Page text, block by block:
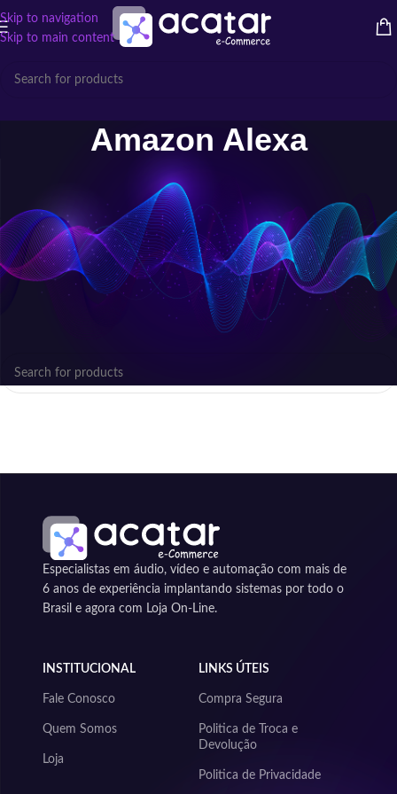
Skip to navigation
Skip to main content
Amazon Alexa
Exibindo Produtos Amazon Alexa
A Amazon Alexa oferece dispositivos inteligentes com integração por voz
para automação residencial, facilitando o controle de iluminação, áudio,
vídeo e muito mais, com praticidade e inovação.
Atributo "Marcas" de produto / Amazon Alexa
Especialistas em áudio, vídeo e automação com mais de
6 anos de experiência implantando sistemas por todo o
Brasil e agora com Loja On-Line.
INSTITUCIONAL
Fale Conosco
Quem Somos
Loja
LINKS ÚTEIS
Compra Segura
Politica de Troca e
Devolução
Politica de Privacidade